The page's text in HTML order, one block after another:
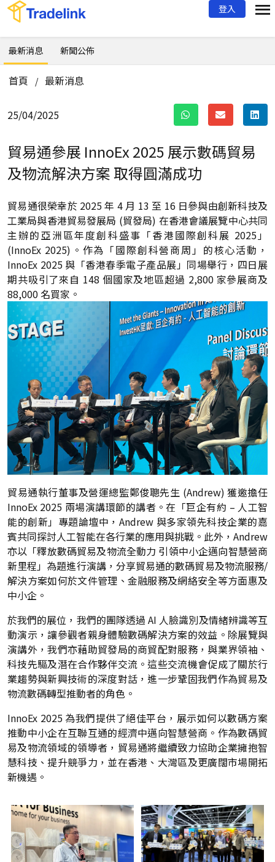
登入
最新消息 新聞公佈
首頁 / 最新消息
25/04/2025
貿易通參展 InnoEx 2025 展示數碼貿易
及物流解決方案 取得圓滿成功
貿易通很榮幸於 2025 年 4 月 13 至 16 日參與由創新科技及
工業局與香港貿易發展局 (貿發局) 在香港會議展覽中心共同
主辦的亞洲區年度創科盛事「香港國際創科展 2025」
(InnoEx 2025)。作為「國際創科營商周」的核心活動，
InnoEx 2025 與「香港春季電子產品展」同場舉行，四日展
期共吸引了來自 148 個國家及地區超過 2,800 家參展商及
88,000 名買家。
貿易通執行董事及營運總監鄭俊聰先生 (Andrew) 獲邀擔任
InnoEx 2025 兩場演講環節的講者。在「巨企有約 – 人工智
能的創新」專題論壇中，Andrew 與多家領先科技企業的嘉
賓共同探討人工智能在各行業的應用與挑戰。此外，Andrew
亦以「釋放數碼貿易及物流全動力 引領中小企邁向智慧營商
新里程」為題進行演講，分享貿易通的數碼貿易及物流服務/
解決方案如何於文件管理、金融服務及網絡安全等方面惠及
中小企。
於我們的展位，我們的團隊透過 AI 人臉識別及情緒辨識等互
動演示，讓參觀者親身體驗數碼解決方案的效益。除展覽與
演講外，我們亦藉助貿發局的商貿配對服務，與業界領袖、
科技先驅及潛在合作夥伴交流。這些交流機會促成了關於行
業趨勢與新興技術的深度對話，進一步鞏固我們作為貿易及
物流數碼轉型推動者的角色。
InnoEx 2025 為我們提供了絕佳平台，展示如何以數碼方案
推動中小企在互聯互通的經濟中邁向智慧營商。作為數碼貿
易及物流領域的領導者，貿易通將繼續致力協助企業擁抱智
慧科技、提升競爭力，並在香港、大灣區及更廣闊市場開拓
新機遇。